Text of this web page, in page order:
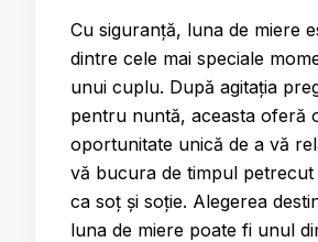
Cu siguranță, luna de miere
dintre cele mai speciale
unui cuplu. După agitația
pentru nuntă, aceasta oferă
oportunitate unică de a vă
vă bucura de timpul
ca soț și soție. Alegerea
luna de miere poate fi unul